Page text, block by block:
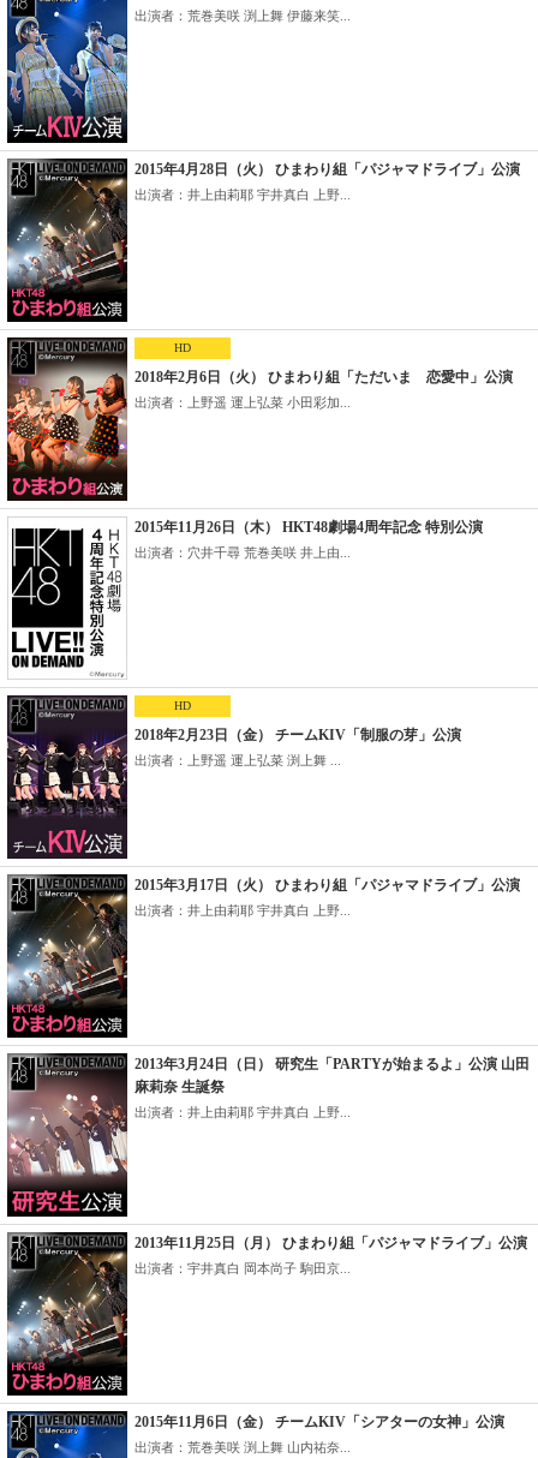
出演者：荒巻美咲 渕上舞 伊藤来笑...
2015年4月28日（火） ひまわり組「パジャマドライブ」公演
出演者：井上由莉耶 宇井真白 上野...
HD
2018年2月6日（火） ひまわり組「ただいま 恋愛中」公演
出演者：上野遥 運上弘菜 小田彩加...
2015年11月26日（木） HKT48劇場4周年記念 特別公演
出演者：穴井千尋 荒巻美咲 井上由...
HD
2018年2月23日（金） チームKIV「制服の芽」公演
出演者：上野遥 運上弘菜 渕上舞 ...
2015年3月17日（火） ひまわり組「パジャマドライブ」公演
出演者：井上由莉耶 宇井真白 上野...
2013年3月24日（日） 研究生「PARTYが始まるよ」公演 山田
麻莉奈 生誕祭
出演者：井上由莉耶 宇井真白 上野...
2013年11月25日（月） ひまわり組「パジャマドライブ」公演
出演者：宇井真白 岡本尚子 駒田京...
2015年11月6日（金） チームKIV「シアターの女神」公演
出演者：荒巻美咲 渕上舞 山内祐奈...